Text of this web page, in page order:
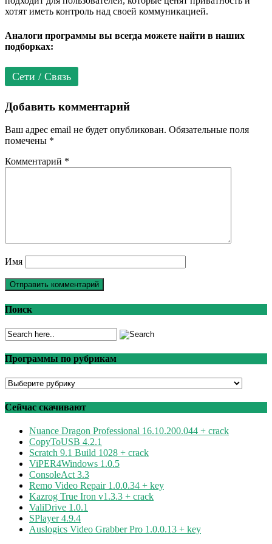
хотят иметь контроль над своей коммуникацией.
Аналоги программы вы всегда можете найти в наших
подборках:
Сети / Связь
Добавить комментарий
Ваш адрес email не будет опубликован. Обязательные поля
помечены *
Комментарий *
Имя
Поиск
Программы по рубрикам
Программы
рубрикам
Сейчас скачивают
Nuance Dragon Professional 16.10.200.044 + crack
CopyToUSB 4.2.1
Scratch 9.1 Build 1028 + crack
ViPER4Windows 1.0.5
ConsoleAct 3.3
Remo Video Repair 1.0.0.34 + key
Kazrog True Iron v1.3.3 + crack
ValiDrive 1.0.1
SPlayer 4.9.4
Auslogics Video Grabber Pro 1.0.0.13 + key